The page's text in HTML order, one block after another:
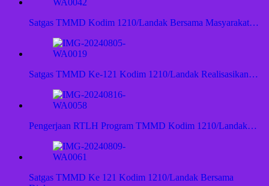
Satgas TMMD Kodim 1210/Landak Bersama Masyarakat…
Satgas TMMD Ke-121 Kodim 1210/Landak Realisasikan…
Pengerjaan RTLH Program TMMD Kodim 1210/Landak…
Satgas TMMD Ke 121 Kodim 1210/Landak Bersama